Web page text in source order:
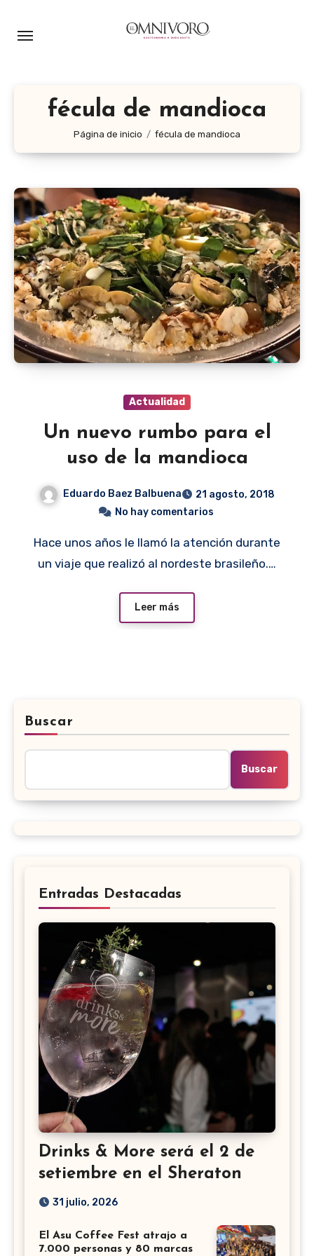
fécula de mandioca
Página de inicio fécula de mandioca
Actualidad
Un nuevo rumbo para el
uso de la mandioca
Eduardo Baez Balbuena
21 agosto, 2018
No hay comentarios
Hace unos años le llamó la atención durante
un viaje que realizó al nordeste brasileño.…
Leer más
Buscar
Buscar
Entradas Destacadas
Drinks & More será el 2 de
setiembre en el Sheraton
31 julio, 2026
El Asu Coffee Fest atrajo a
7.000 personas y 80 marcas